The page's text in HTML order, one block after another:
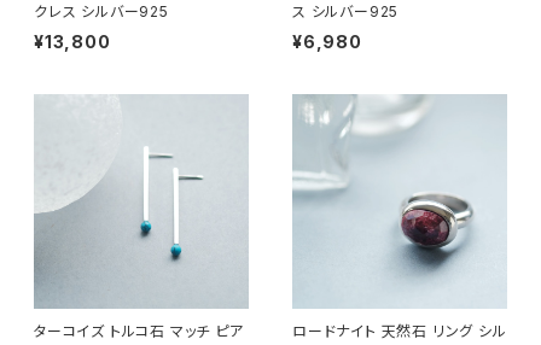
クレス シルバー925
¥13,800
ス シルバー925
¥6,980
ターコイズ トルコ石 マッチ ピア
ロードナイト 天然石 リング シル